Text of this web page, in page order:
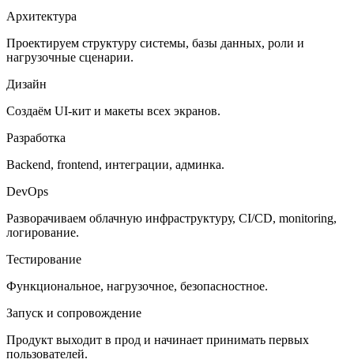
Архитектура
Проектируем структуру системы, базы данных, роли и
нагрузочные сценарии.
Дизайн
Создаём UI-кит и макеты всех экранов.
Разработка
Backend, frontend, интеграции, админка.
DevOps
Разворачиваем облачную инфраструктуру, CI/CD, monitoring,
логирование.
Тестирование
Функциональное, нагрузочное, безопасностное.
Запуск и сопровождение
Продукт выходит в прод и начинает принимать первых
пользователей.